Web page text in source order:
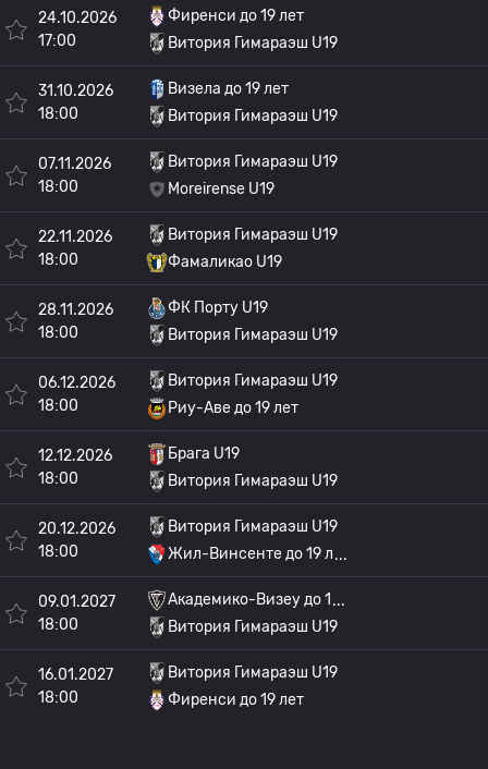
24.10.2026
17:00
Фиренси до 19 лет
Витория Гимараэш U19
31.10.2026
18:00
Визела до 19 лет
Витория Гимараэш U19
07.11.2026
18:00
Витория Гимараэш U19
Moreirense U19
22.11.2026
18:00
Витория Гимараэш U19
Фамаликао U19
28.11.2026
18:00
ФК Порту U19
Витория Гимараэш U19
06.12.2026
18:00
Витория Гимараэш U19
Риу-Аве до 19 лет
12.12.2026
18:00
Брага U19
Витория Гимараэш U19
20.12.2026
18:00
Витория Гимараэш U19
Жил-Винсенте до 19 л
09.01.2027
18:00
Академико-Визеу до 1
Витория Гимараэш U19
16.01.2027
18:00
Витория Гимараэш U19
Фиренси до 19 лет